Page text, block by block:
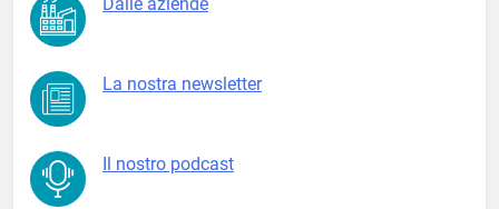
La nostra newsletter
Il nostro podcast